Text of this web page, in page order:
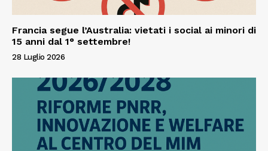
Francia segue l’Australia: vietati i social ai minori di
15 anni dal 1° settembre!
28 Luglio 2026